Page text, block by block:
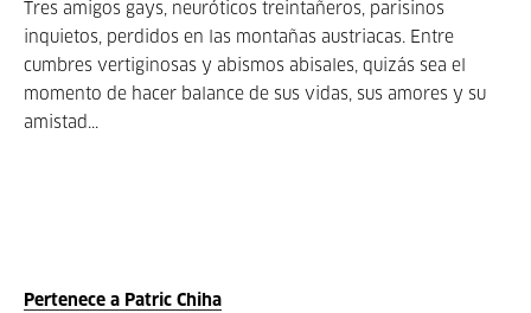
Tres amigos gays, neuróticos treintañeros, parisinos
inquietos, perdidos en las montañas austriacas. Entre
cumbres vertiginosas y abismos abisales, quizás sea el
momento de hacer balance de sus vidas, sus amores y su
amistad...
Pertenece a Patric Chiha